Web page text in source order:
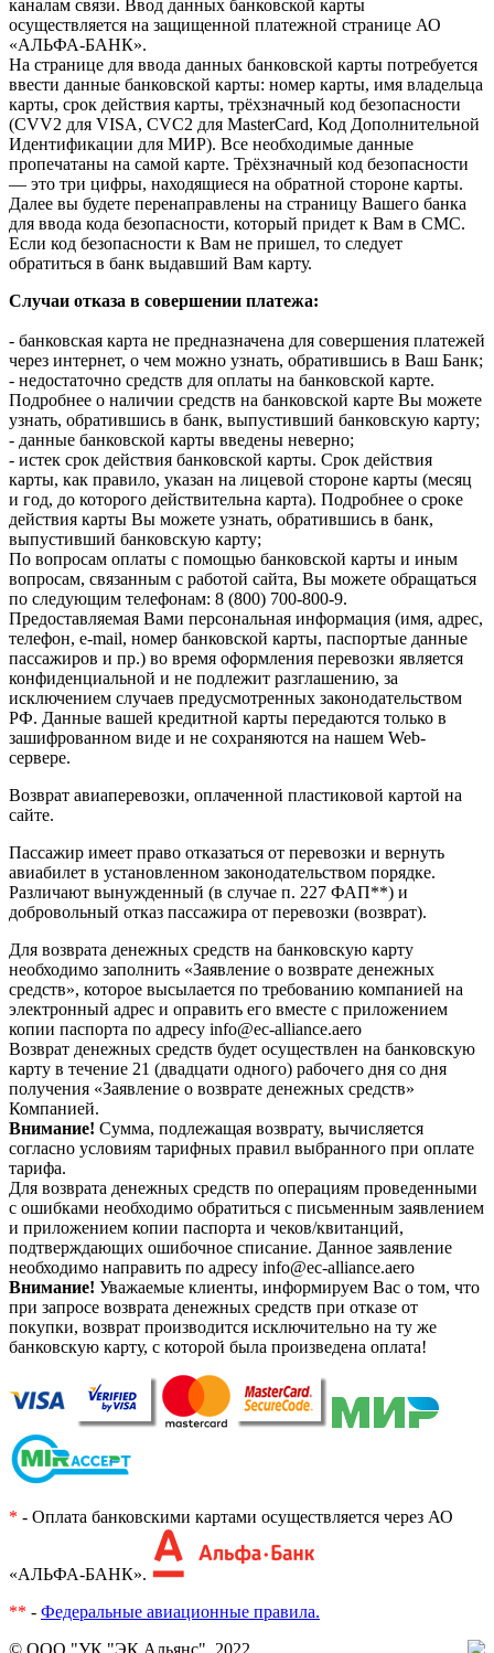
каналам связи. Ввод данных банковской карты
осуществляется на защищенной платежной странице АО
«АЛЬФА-БАНК».
На странице для ввода данных банковской карты потребуется
ввести данные банковской карты: номер карты, имя владельца
карты, срок действия карты, трёхзначный код безопасности
(CVV2 для VISA, CVC2 для MasterCard, Код Дополнительной
Идентификации для МИР). Все необходимые данные
пропечатаны на самой карте. Трёхзначный код безопасности
— это три цифры, находящиеся на обратной стороне карты.
Далее вы будете перенаправлены на страницу Вашего банка
для ввода кода безопасности, который придет к Вам в СМС.
Если код безопасности к Вам не пришел, то следует
обратиться в банк выдавший Вам карту.
Случаи отказа в совершении платежа:
- банковская карта не предназначена для совершения платежей
через интернет, о чем можно узнать, обратившись в Ваш Банк;
- недостаточно средств для оплаты на банковской карте.
Подробнее о наличии средств на банковской карте Вы можете
узнать, обратившись в банк, выпустивший банковскую карту;
- данные банковской карты введены неверно;
- истек срок действия банковской карты. Срок действия
карты, как правило, указан на лицевой стороне карты (месяц
и год, до которого действительна карта). Подробнее о сроке
действия карты Вы можете узнать, обратившись в банк,
выпустивший банковскую карту;
По вопросам оплаты с помощью банковской карты и иным
вопросам, связанным с работой сайта, Вы можете обращаться
по следующим телефонам: 8 (800) 700-800-9.
Предоставляемая Вами персональная информация (имя, адрес,
телефон, e-mail, номер банковской карты, паспортые данные
пассажиров и пр.) во время оформления перевозки является
конфиденциальной и не подлежит разглашению, за
исключением случаев предусмотренных законодательством
РФ. Данные вашей кредитной карты передаются только в
зашифрованном виде и не сохраняются на нашем Web-
сервере.
Возврат авиаперевозки, оплаченной пластиковой картой на
сайте.
Пассажир имеет право отказаться от перевозки и вернуть
авиабилет в установленном законодательством порядке.
Различают вынужденный (в случае п. 227 ФАП**) и
добровольный отказ пассажира от перевозки (возврат).
Для возврата денежных средств на банковскую карту
необходимо заполнить «Заявление о возврате денежных
средств», которое высылается по требованию компанией на
электронный адрес и оправить его вместе с приложением
копии паспорта по адресу info@ec-alliance.aero
Возврат денежных средств будет осуществлен на банковскую
карту в течение 21 (двадцати одного) рабочего дня со дня
получения «Заявление о возврате денежных средств»
Компанией.
Внимание! Сумма, подлежащая возврату, вычисляется
согласно условиям тарифных правил выбранного при оплате
тарифа.
Для возврата денежных средств по операциям проведенными
с ошибками необходимо обратиться с письменным заявлением
и приложением копии паспорта и чеков/квитанций,
подтверждающих ошибочное списание. Данное заявление
необходимо направить по адресу info@ec-alliance.aero
Внимание! Уважаемые клиенты, информируем Вас о том, что
при запросе возврата денежных средств при отказе от
покупки, возврат производится исключительно на ту же
банковскую карту, с которой была произведена оплата!
* - Оплата банковскими картами осуществляется через АО
«АЛЬФА-БАНК».
** - Федеральные авиационные правила.
© ООО "УК "ЭК Альянс", 2022